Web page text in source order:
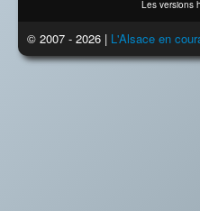
Les versions
© 2007 - 2026 | L'Alsace en